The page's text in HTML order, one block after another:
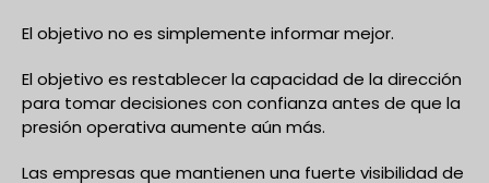
El objetivo no es simplemente informar mejor.
El objetivo es restablecer la capacidad de la dirección
para tomar decisiones con confianza antes de que la
presión operativa aumente aún más.
Las empresas que mantienen una fuerte visibilidad de